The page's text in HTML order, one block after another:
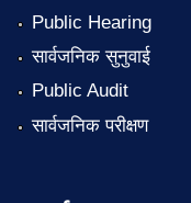
Public Hearing
सार्वजनिक सुनुवाई
Public Audit
सार्वजनिक परीक्षण